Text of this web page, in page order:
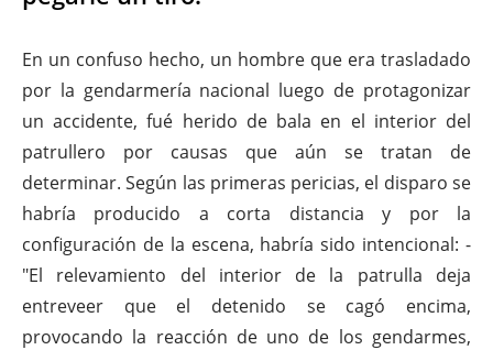
En un confuso hecho, un hombre que era trasladado
por la gendarmería nacional luego de protagonizar
un accidente, fué herido de bala en el interior del
patrullero por causas que aún se tratan de
determinar. Según las primeras pericias, el disparo se
habría producido a corta distancia y por la
configuración de la escena, habría sido intencional: -
"El relevamiento del interior de la patrulla deja
entreveer que el detenido se cagó encima,
provocando la reacción de uno de los gendarmes,